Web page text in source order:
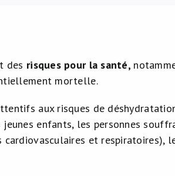
des risques pour la santé,
mortelle.
aux risques de
enfants, les personnes
et respiratoires),